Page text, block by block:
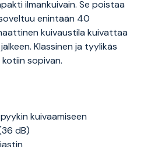
ilmankuivain. Se poistaa
enintään 40
kuivaustila kuivattaa
Klassinen ja tyylikäs
sopivan.
kuivaamiseen
dB)